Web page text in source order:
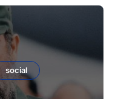
social